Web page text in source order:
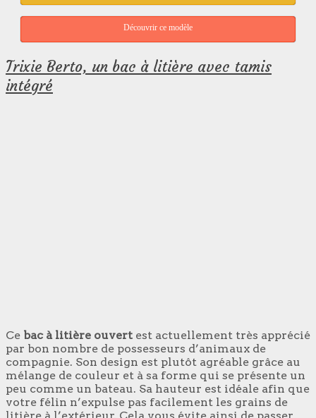
Découvrir ce modèle
Trixie Berto, un bac à litière avec tamis
intégré
Ce bac à litière ouvert est actuellement très apprécié
par bon nombre de possesseurs d’animaux de
compagnie. Son design est plutôt agréable grâce au
mélange de couleur et à sa forme qui se présente un
peu comme un bateau. Sa hauteur est idéale afin que
votre félin n’expulse pas facilement les grains de